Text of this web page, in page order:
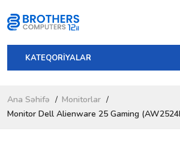
KATEQORİYALAR
Ana Səhifə
Monitorlar
Monitor Dell Alienware 25 Gaming